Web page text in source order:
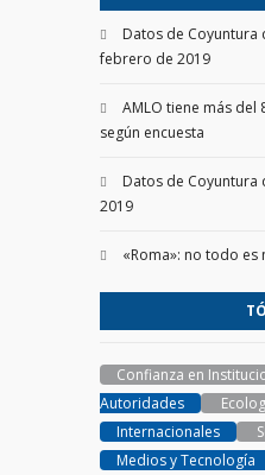
Datos de Coyuntura
febrero de 2019
AMLO tiene más
según encuesta
Datos de Coyuntura
2019
«Roma»: no todo es
Confianza en
Autoridades
Internacionales
Medios y Tecnología